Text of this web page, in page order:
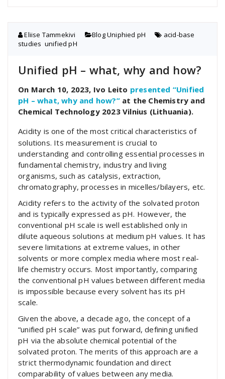
Eliise Tammekivi Blog,Uniphied pH
acid-base
studies unified pH
Unified pH – what, why and how?
On March 10, 2023, Ivo Leito presented “Unified
pH – what, why and how?”at the Chemistry and
Chemical Technology 2023 Vilnius (Lithuania).
Acidity is one of the most critical characteristics of
solutions. Its measurement is crucial to
understanding and controlling essential processes in
fundamental chemistry, industry and living
organisms, such as catalysis, extraction,
chromatography, processes in micelles/bilayers, etc.
Acidity refers to the activity of the solvated proton
and is typically expressed as pH. However, the
conventional pH scale is well established only in
dilute aqueous solutions at medium pH values. It has
severe limitations at extreme values, in other
solvents or more complex media where most real-
life chemistry occurs. Most importantly, comparing
the conventional pH values between different media
is impossible because every solvent has its pH
scale.
Given the above, a decade ago, the concept of a
“unified pH scale” was put forward, defining unified
pH via the absolute chemical potential of the
solvated proton. The merits of this approach are a
strict thermodynamic foundation and direct
comparability of values between any media.